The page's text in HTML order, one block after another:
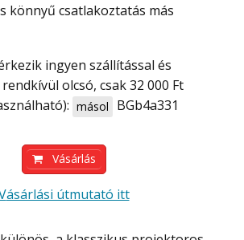
könnyű csatlakoztatás más
olcsó, csak 32 000 Ft
másol BGb4a331
Vásárlás
Vásárlási útmutató itt